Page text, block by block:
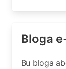
Bloga
Bu bloga